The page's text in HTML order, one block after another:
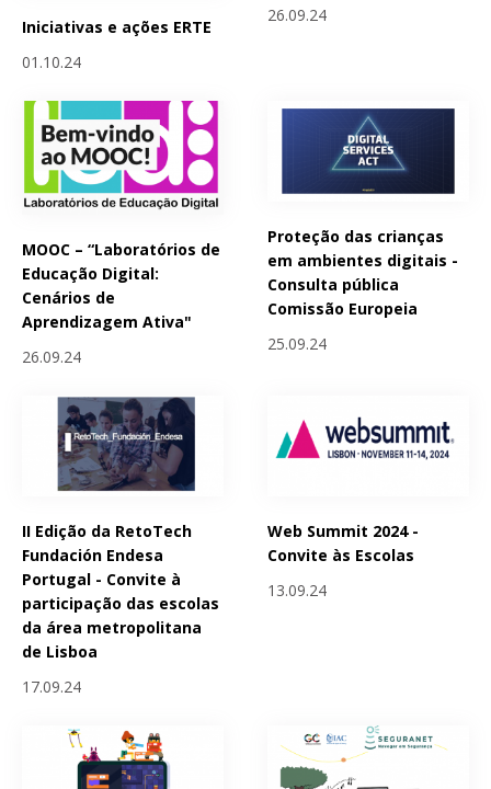
Iniciativas e ações ERTE
01.10.24
26.09.24
MOOC – “Laboratórios de
Educação Digital:
Cenários de
Aprendizagem Ativa"
26.09.24
Proteção das crianças
em ambientes digitais -
Consulta pública
Comissão Europeia
25.09.24
II Edição da RetoTech
Fundación Endesa
Portugal - Convite à
participação das escolas
da área metropolitana
de Lisboa
17.09.24
Web Summit 2024 -
Convite às Escolas
13.09.24